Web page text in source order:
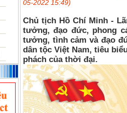
05-2022 15:49)
Chủ tịch Hồ Chí Minh -
tưởng, đạo đức, phong
tưởng, tình cảm và đạo
dân tộc Việt Nam, tiêu
phách của thời đại.